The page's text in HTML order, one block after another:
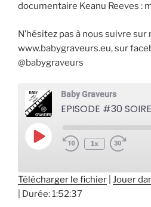
documentaire Keanu Reeves :
N’hésitez pas à nous suivre
www.babygraveurs.eu, sur
@babygraveurs
Baby Graveurs
Play
Episode
1x
SHARE
Télécharger le fichier Jouer
Durée: 1:52:37